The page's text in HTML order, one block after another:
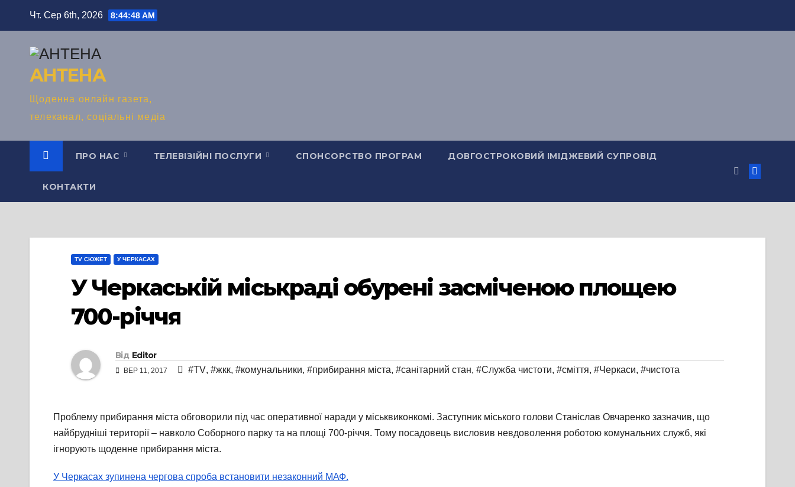
Чт. Сер 6th, 2026 8:44:50 AM
АНТЕНА
Щоденна онлайн газета,
телеканал, соціальні медіа
ПРО НАС ТЕЛЕВІЗІЙНІ ПОСЛУГИ СПОНСОРСТВО ПРОГРАМ ДОВГОСТРОКОВИЙ ІМІДЖЕВИЙ СУПРОВІД
КОНТАКТИ
TV СЮЖЕТ У ЧЕРКАСАХ
У Черкаській міськраді обурені засміченою площею
700-річчя
Від Editor
ВЕР 11, 2017 #TV, #жкк, #комунальники, #прибирання міста, #санітарний стан, #Служба чистоти, #сміття, #Черкаси, #чистота
Проблему прибирання міста обговорили під час оперативної наради у міськвиконкомі. Заступник міського голови Станіслав Овчаренко зазначив, що
найбрудніші території – навколо Соборного парку та на площі 700-річчя. Тому посадовець висловив невдоволення роботою комунальних служб, які
ігнорують щоденне прибирання міста.
У Черкасах зупинена чергова спроба встановити незаконний МАФ.